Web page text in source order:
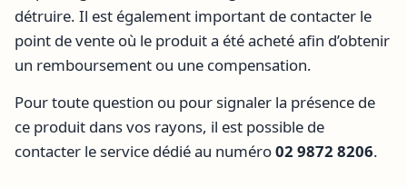
détruire. Il est également important de contacter le
point de vente où le produit a été acheté afin d’obtenir
un remboursement ou une compensation.
Pour toute question ou pour signaler la présence de
ce produit dans vos rayons, il est possible de
contacter le service dédié au numéro02 9872 8206.